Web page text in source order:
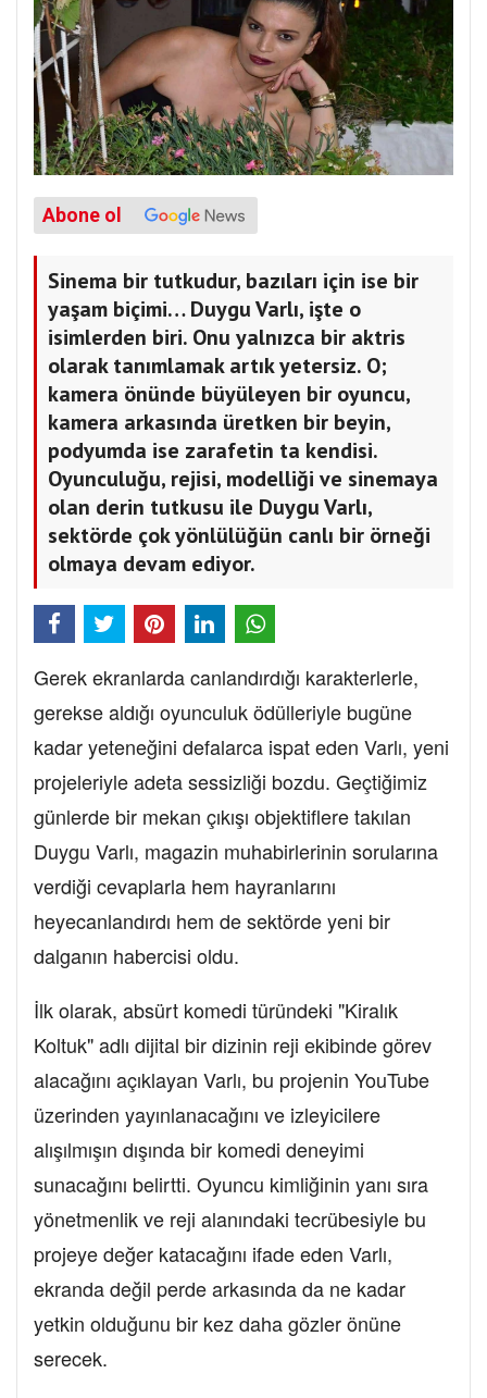
Abone ol
Sinema bir tutkudur, bazıları için ise bir
yaşam biçimi… Duygu Varlı, işte o
isimlerden biri. Onu yalnızca bir aktris
olarak tanımlamak artık yetersiz. O;
kamera önünde büyüleyen bir oyuncu,
kamera arkasında üretken bir beyin,
podyumda ise zarafetin ta kendisi.
Oyunculuğu, rejisi, modelliği ve sinemaya
olan derin tutkusu ile Duygu Varlı,
sektörde çok yönlülüğün canlı bir örneği
olmaya devam ediyor.
Gerek ekranlarda canlandırdığı karakterlerle,
gerekse aldığı oyunculuk ödülleriyle bugüne
kadar yeteneğini defalarca ispat eden Varlı, yeni
projeleriyle adeta sessizliği bozdu. Geçtiğimiz
günlerde bir mekan çıkışı objektiflere takılan
Duygu Varlı, magazin muhabirlerinin sorularına
verdiği cevaplarla hem hayranlarını
heyecanlandırdı hem de sektörde yeni bir
dalganın habercisi oldu.
İlk olarak, absürt komedi türündeki "Kiralık
Koltuk" adlı dijital bir dizinin reji ekibinde görev
alacağını açıklayan Varlı, bu projenin YouTube
üzerinden yayınlanacağını ve izleyicilere
alışılmışın dışında bir komedi deneyimi
sunacağını belirtti. Oyuncu kimliğinin yanı sıra
yönetmenlik ve reji alanındaki tecrübesiyle bu
projeye değer katacağını ifade eden Varlı,
ekranda değil perde arkasında da ne kadar
yetkin olduğunu bir kez daha gözler önüne
serecek.